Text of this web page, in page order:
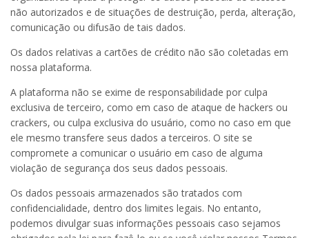
não autorizados e de situações de destruição, perda, alteração,
comunicação ou difusão de tais dados.
Os dados relativas a cartões de crédito não são coletadas em
nossa plataforma.
A plataforma não se exime de responsabilidade por culpa
exclusiva de terceiro, como em caso de ataque de hackers ou
crackers, ou culpa exclusiva do usuário, como no caso em que
ele mesmo transfere seus dados a terceiros. O site se
compromete a comunicar o usuário em caso de alguma
violação de segurança dos seus dados pessoais.
Os dados pessoais armazenados são tratados com
confidencialidade, dentro dos limites legais. No entanto,
podemos divulgar suas informações pessoais caso sejamos